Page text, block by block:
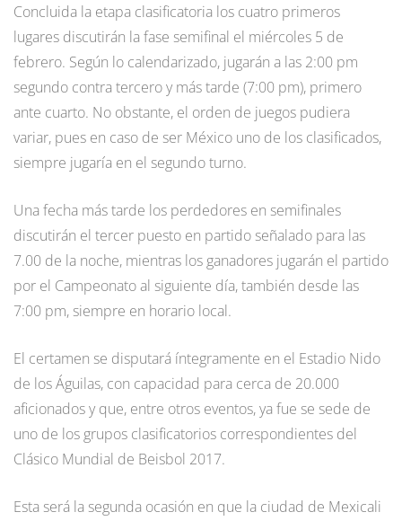
Concluida la etapa clasificatoria los cuatro primeros
lugares discutirán la fase semifinal el miércoles 5 de
febrero. Según lo calendarizado, jugarán a las 2:00 pm
segundo contra tercero y más tarde (7:00 pm), primero
ante cuarto. No obstante, el orden de juegos pudiera
variar, pues en caso de ser México uno de los clasificados,
siempre jugaría en el segundo turno.
Una fecha más tarde los perdedores en semifinales
discutirán el tercer puesto en partido señalado para las
7.00 de la noche, mientras los ganadores jugarán el partido
por el Campeonato al siguiente día, también desde las
7:00 pm, siempre en horario local.
El certamen se disputará íntegramente en el Estadio Nido
de los Águilas, con capacidad para cerca de 20.000
aficionados y que, entre otros eventos, ya fue se sede de
uno de los grupos clasificatorios correspondientes del
Clásico Mundial de Beisbol 2017.
Esta será la segunda ocasión en que la ciudad de Mexicali